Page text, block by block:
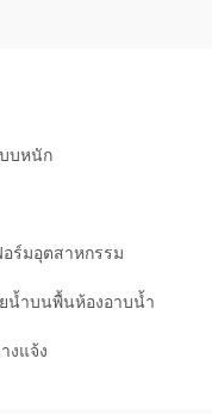
บหนัก
ร์มอุตสาหกรรม
น้ำบนพื้นห้องอาบน้ำ
งแจ้ง